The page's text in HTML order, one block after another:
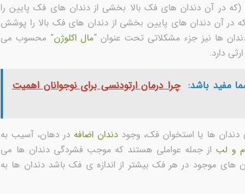
(که در آن دندان های فک بالا بخشی از دندان های فک پایین را
در آن دندان های پایین بخشی از دندان های فک بالا را پوشش
ها نیز جزء مشکلاتی تحت عنوان “مال اکلوژن” محسوب می
دارد.
مفید باشد: چرا درمان ارتودنسی برای نوجوانان اهمیت
دندان ها یا استخوان فک، وجوددندان اضافه در دهان، آسیب به
و لب از جمله عواملی هستند که موجب فشردگی دندان ها می
های موجود در هر فک بیشتر از اندازه ی فک باشد دندان ها به